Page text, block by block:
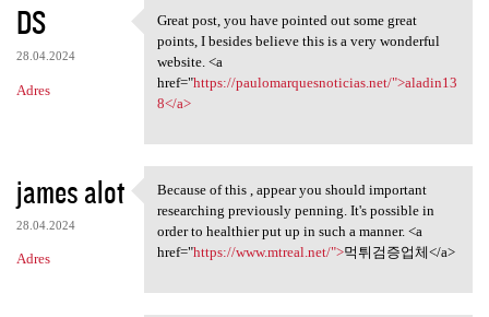
DS
28.04.2024
Adres
Great post, you have pointed
Great post, you have pointed out some great
points, I besides believe this is a very wonderful
website. <a
href="https://paulomarquesnoticias.net/">aladin13
8</a>
james alot
28.04.2024
Adres
Because of this , appear you
Because of this , appear you should important
researching previously penning. It's possible in
order to healthier put up in such a manner. <a
href="https://www.mtreal.net/">먹튀검증업체</a>